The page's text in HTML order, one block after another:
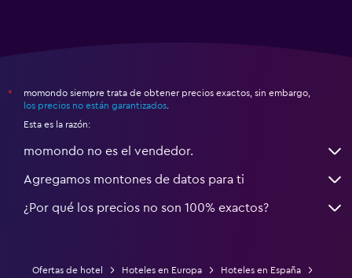
*
momondo siempre trata de obtener precios exactos, sin embargo,
los precios no están garantizados
Esta es la razón:
momondo no es el vendedor.
Agregamos montones de datos para ti
¿Por qué los precios no son 100% exactos?
Ofertas de hotel Hoteles en Europa
Hoteles en España